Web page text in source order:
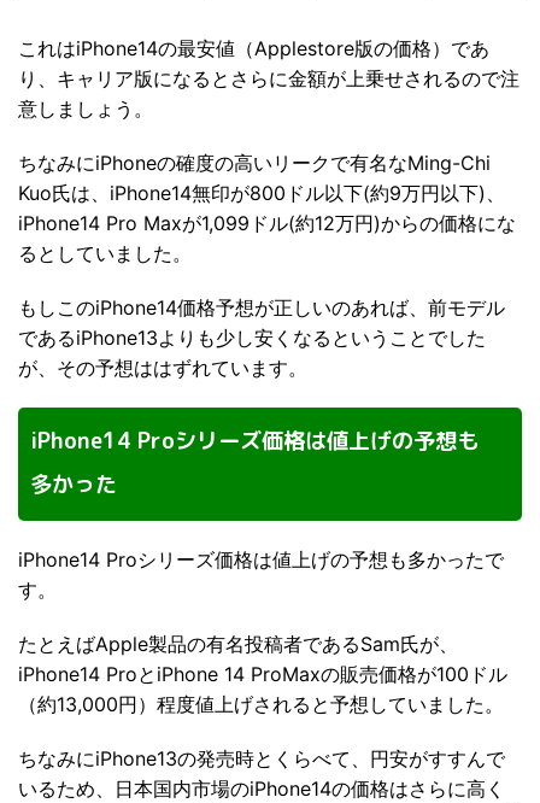
これはiPhone14の最安値（Applestore版の価格）であ
り、キャリア版になるとさらに金額が上乗せされるので注
意しましょう。
ちなみにiPhoneの確度の高いリークで有名なMing-Chi
Kuo氏は、iPhone14無印が800ドル以下(約9万円以下)、
iPhone14 Pro Maxが1,099ドル(約12万円)からの価格にな
るとしていました。
もしこのiPhone14価格予想が正しいのあれば、前モデル
であるiPhone13よりも少し安くなるということでした
が、その予想ははずれています。
iPhone14 Proシリーズ価格は値上げの予想も
多かった
iPhone14 Proシリーズ価格は値上げの予想も多かったで
す。
たとえばApple製品の有名投稿者であるSam氏が、
iPhone14 ProとiPhone 14 ProMaxの販売価格が100ドル
（約13,000円）程度値上げされると予想していました。
ちなみにiPhone13の発売時とくらべて、円安がすすんで
いるため、日本国内市場のiPhone14の価格はさらに高く